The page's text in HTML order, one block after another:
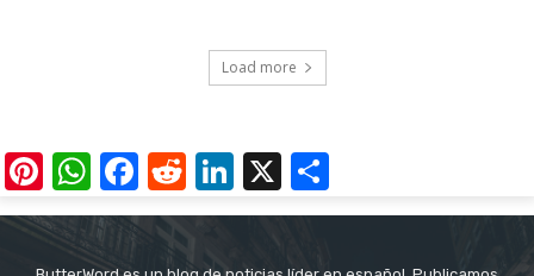
Load more
Pinterest
WhatsApp
Facebook
RedditLinkedIn
X